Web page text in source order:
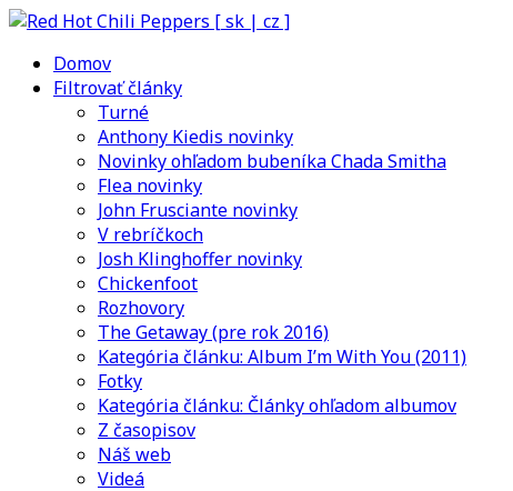
Domov
Filtrovať články
Turné
Anthony Kiedis novinky
Novinky ohľadom bubeníka Chada Smitha
Flea novinky
John Frusciante novinky
V rebríčkoch
Josh Klinghoffer novinky
Chickenfoot
Rozhovory
The Getaway (pre rok 2016)
Kategória článku: Album I’m With You (2011)
Fotky
Kategória článku: Články ohľadom albumov
Z časopisov
Náš web
Videá